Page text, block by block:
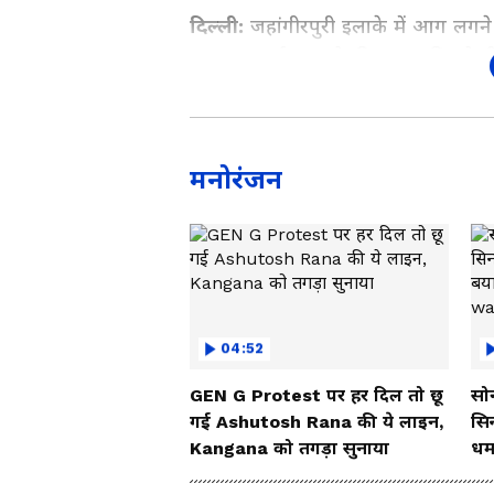
दिल्ली: जहांगीरपुरी इलाके में आग
आग लग गई। मामले की सूचना मिलते ही
जा रहा है कि 100 से अधिक झुग्गियां
ब्रिगेड की कई गाड़ियों की मदद से
में जिन लोगों की झुग्गियां बर्बाद हो गई
मनोरंजन
04:52
GEN G Protest पर हर दिल तो छू
गई Ashutosh Rana की ये लाइन,
Kangana को तगड़ा सुनाया